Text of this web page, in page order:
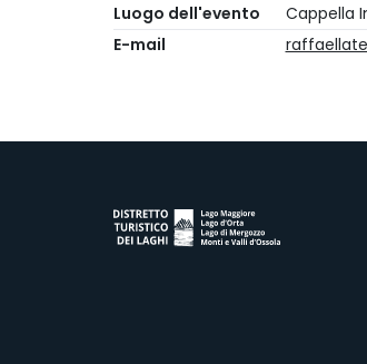
Luogo dell'evento
Cappella
E-mail